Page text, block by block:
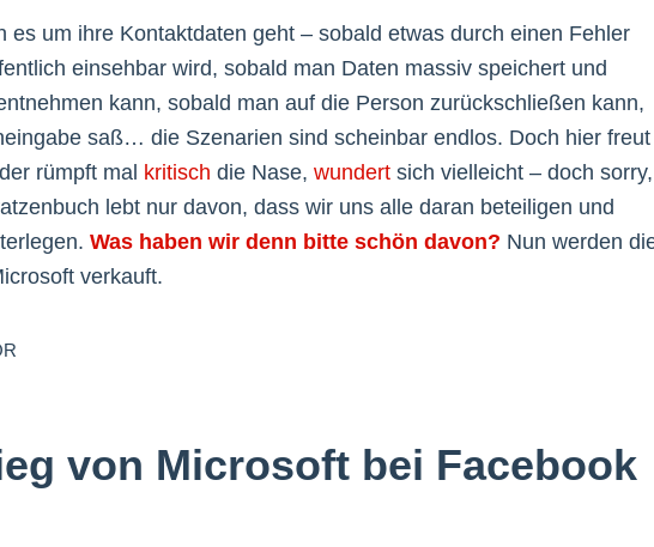
es um ihre Kontaktdaten geht – sobald etwas durch einen Fehler
einsehbar wird, sobald man Daten massiv speichert und
kann, sobald man auf die Person zurückschließen kann,
saß… die Szenarien sind scheinbar endlos. Doch hier freut
rümpft mal kritisch die Nase, wundert sich vielleicht – doch sorry,
lebt nur davon, dass wir uns alle daran beteiligen und
Was haben wir denn bitte schön davon? Nun werden
verkauft.
von Microsoft bei Facebook